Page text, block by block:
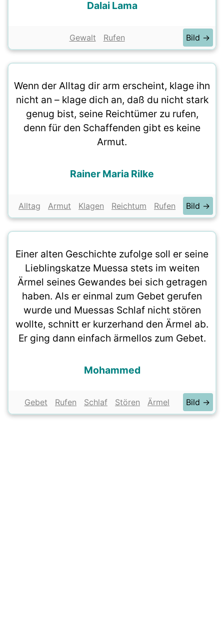
Dalai Lama
Gewalt Rufen Bild →
Wenn der Alltag dir arm erscheint, klage ihn
nicht an – klage dich an, daß du nicht stark
genug bist, seine Reichtümer zu rufen,
denn für den Schaffenden gibt es keine
Armut.
Rainer Maria Rilke
Alltag Armut Klagen Reichtum Rufen Bild →
Einer alten Geschichte zufolge soll er seine
Lieblingskatze Muessa stets im weiten
Ärmel seines Gewandes bei sich getragen
haben. Als er einmal zum Gebet gerufen
wurde und Muessas Schlaf nicht stören
wollte, schnitt er kurzerhand den Ärmel ab.
Er ging dann einfach ärmellos zum Gebet.
Mohammed
Gebet Rufen Schlaf Stören Ärmel Bild →